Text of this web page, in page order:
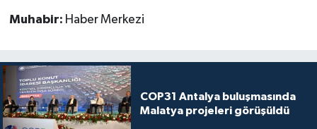
Muhabir: Haber Merkezi
COP31 Antalya buluşmasında
Malatya projeleri görüşüldü